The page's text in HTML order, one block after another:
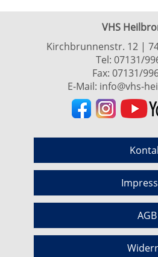
VHS
Kirchbrunnenstr. 12 |
Tel: 07131/
Fax: 07131/
E-Mail: info@vhs-
AGB